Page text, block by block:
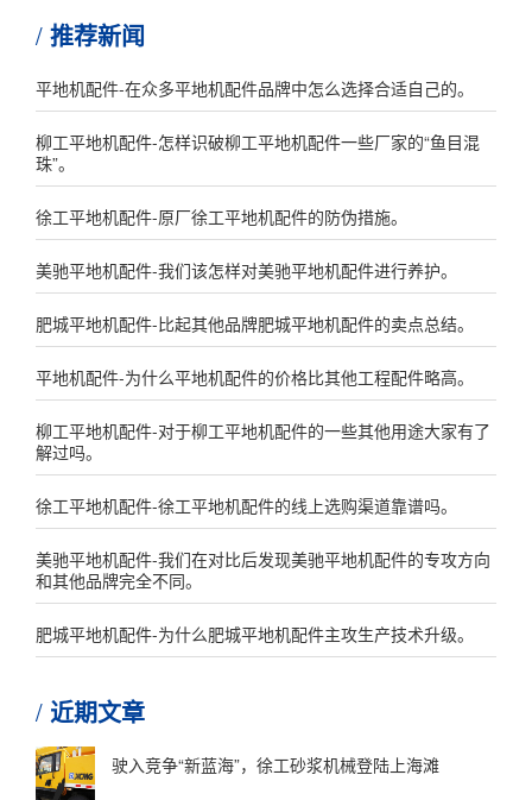
推荐新闻
平地机配件-在众多平地机配件品牌中怎么选择合适自己的。
柳工平地机配件-怎样识破柳工平地机配件一些厂家的“鱼目混
珠”。
徐工平地机配件-原厂徐工平地机配件的防伪措施。
美驰平地机配件-我们该怎样对美驰平地机配件进行养护。
肥城平地机配件-比起其他品牌肥城平地机配件的卖点总结。
平地机配件-为什么平地机配件的价格比其他工程配件略高。
柳工平地机配件-对于柳工平地机配件的一些其他用途大家有了
解过吗。
徐工平地机配件-徐工平地机配件的线上选购渠道靠谱吗。
美驰平地机配件-我们在对比后发现美驰平地机配件的专攻方向
和其他品牌完全不同。
肥城平地机配件-为什么肥城平地机配件主攻生产技术升级。
近期文章
驶入竞争“新蓝海”，徐工砂浆机械登陆上海滩